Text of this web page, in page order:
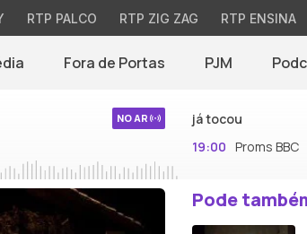
RTP PALCO RTP ZIG ZAG RTP ENSINA
Fora de Portas PJM
NO AR
já tocou
19:00 Proms BBC
Pode